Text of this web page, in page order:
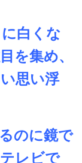
白くな
を集め、
思い浮
のに鏡で
レビで